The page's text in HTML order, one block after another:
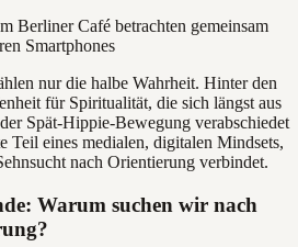
nur die halbe Wahrheit. Hinter den
für Spiritualität, die sich längst aus
Spät-Hippie-Bewegung verabschiedet
Teil eines medialen, digitalen Mindsets,
nach Orientierung verbindet.
Warum suchen wir nach